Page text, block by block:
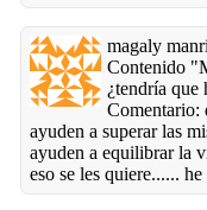
magaly
Contenido
¿tendría que
Comentario:
ayuden a superar las
ayuden a equilibrar la
eso se les quiere......